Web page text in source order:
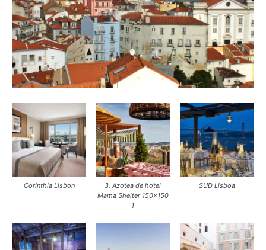
Corinthia Lisbon
3. Azotea de hotel
Mama Shelter 150×150
1
SUD Lisboa